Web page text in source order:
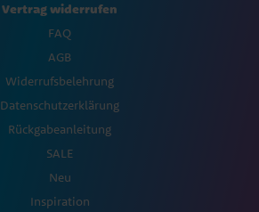
Vertrag widerrufen
FAQ
AGB
Widerrufsbelehrung
Datenschutzerklärung
Rückgabeanleitung
SALE
Neu
Inspiration